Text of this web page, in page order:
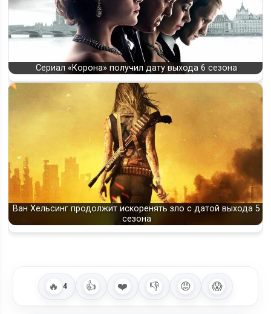
Сериал «Корона» получил дату выхода 6 сезона
Ван Хельсинг продолжит искоренять зло с датой выхода 5
сезона
🔥 4 👍 ❤️ 👎 😡 😱